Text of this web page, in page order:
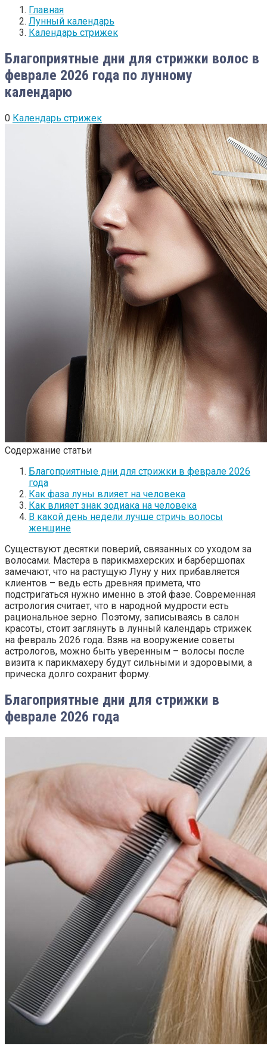
Главная
Лунный календарь
Календарь стрижек
Благоприятные дни для стрижки волос в
феврале 2026 года по лунному
календарю
0 Календарь стрижек
Содержание статьи
Благоприятные дни для стрижки в феврале 2026
года
Как фаза луны влияет на человека
Как влияет знак зодиака на человека
В какой день недели лучше стричь волосы
женщине
Существуют десятки поверий, связанных со уходом за
волосами. Мастера в парикмахерских и барбершопах
замечают, что на растущую Луну у них прибавляется
клиентов – ведь есть древняя примета, что
подстригаться нужно именно в этой фазе. Современная
астрология считает, что в народной мудрости есть
рациональное зерно. Поэтому, записываясь в салон
красоты, стоит заглянуть в лунный календарь стрижек
на февраль 2026 года. Взяв на вооружение советы
астрологов, можно быть уверенным – волосы после
визита к парикмахеру будут сильными и здоровыми, а
прическа долго сохранит форму.
Благоприятные дни для стрижки в
феврале 2026 года